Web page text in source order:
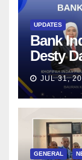
UPDATES
Bank
Desty
SMAN
JUL 31,
GENERAL